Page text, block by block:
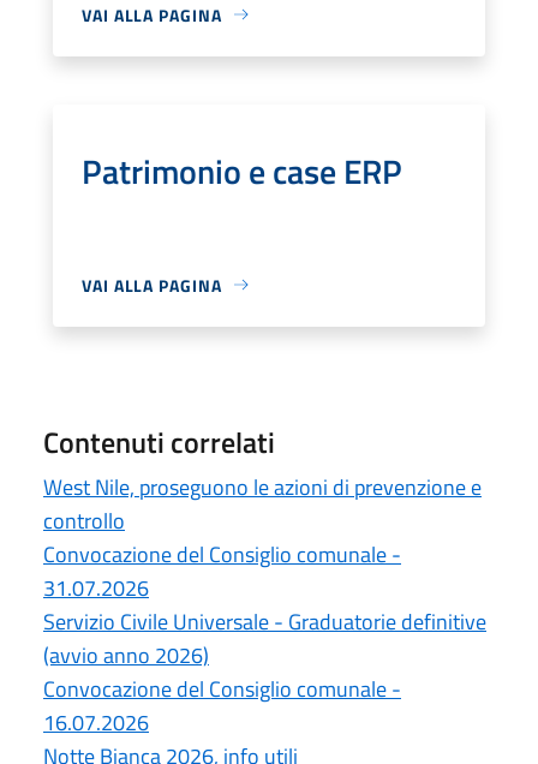
VAI ALLA PAGINA
Patrimonio e case ERP
VAI ALLA PAGINA
Contenuti correlati
West Nile, proseguono le azioni di prevenzione e
controllo
Convocazione del Consiglio comunale -
31.07.2026
Servizio Civile Universale - Graduatorie definitive
(avvio anno 2026)
Convocazione del Consiglio comunale -
16.07.2026
Notte Bianca 2026, info utili